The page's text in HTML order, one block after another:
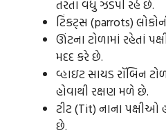
તરતાં વધુ ઝડપી રહે છે.
ટિંકટ્સ (parrots)
ઊંટના ટોળામાં રહેતાં
મદદ કરે છે.
વ્હાઇટ સાયડ રૉબિન
હોવાથી રક્ષણ મળે છે.
ટીટ (Tit) નાના પક્ષીઓ
છે.